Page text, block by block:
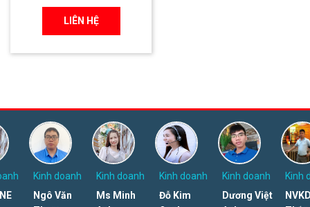
LIÊN HỆ
Kinh doanh
Ngô Văn
Kinh doanh
Ms Minh
Kinh doanh
Đỗ Kim
Kinh doanh
Dương Việt
Kinh